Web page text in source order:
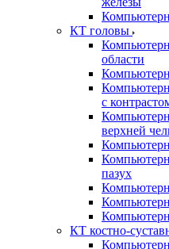
КТ головы
области
с
верхней
пазух
КТ костно-